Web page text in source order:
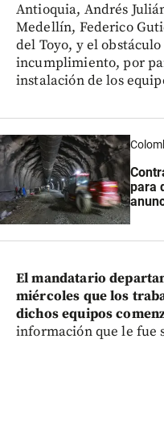
Antioquia, Andrés
Medellín, Federico
del Toyo, y el
incumplimiento, por
instalación de los
para
El mandatario
miércoles que los
dichos equipos
información que le fue